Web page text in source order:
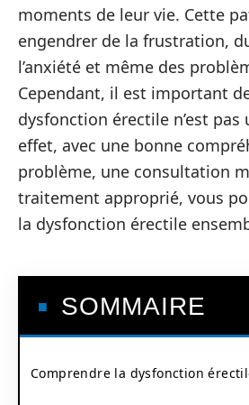
moments de leur vie. Cette
engendrer de la frustration,
l’anxiété et même des
Cependant, il est important
dysfonction érectile n’est pas
effet, avec une bonne
problème, une consultation
traitement approprié, vous
la dysfonction érectile
SOMMAIRE
Comprendre la dysfonction